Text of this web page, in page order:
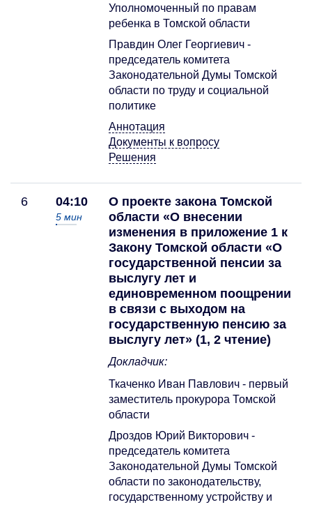
Уполномоченный по правам
ребенка в Томской области
Правдин Олег Георгиевич -
председатель комитета
Законодательной Думы Томской
области по труду и социальной
политике
Аннотация
Документы к вопросу
Решения
6 04:10
5 мин
О проекте закона Томской
области «О внесении
изменения в приложение 1 к
Закону Томской области «О
государственной пенсии за
выслугу лет и
единовременном поощрении
в связи с выходом на
государственную пенсию за
выслугу лет» (1, 2 чтение)
Докладчик:
Ткаченко Иван Павлович - первый
заместитель прокурора Томской
области
Дроздов Юрий Викторович -
председатель комитета
Законодательной Думы Томской
области по законодательству,
государственному устройству и